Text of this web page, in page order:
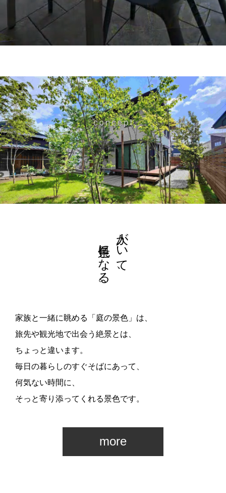
人がいて、
景色になる。
家族と一緒に眺める「庭の景色」は、
旅先や観光地で出会う絶景とは、
ちょっと違います。
毎日の暮らしのすぐそばにあって、
何気ない時間に、
そっと寄り添ってくれる景色です。
more